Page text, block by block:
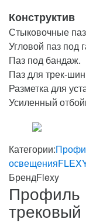
Конструктив
Стыковочные
Угловой паз под
Паз под бандаж.
Паз для трек-
Разметка для
Усиленный
Категории:
освещения
БрендFlexy
Профиль